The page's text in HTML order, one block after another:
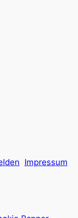
Impressum